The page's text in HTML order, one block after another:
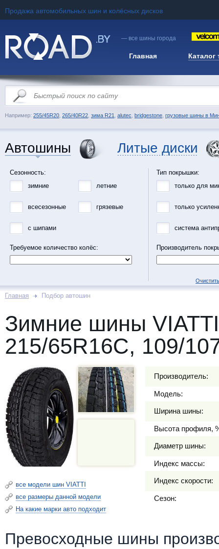
Продажа автомобильных шин и колёсных дисков
— все шины города
Главная Каталог
Например: 255/45R20 265/40R22 зима R21 alutec bridgestone грузовые шины в
Автошины Литые диски
Сезонность:
зимние
летние
всесезонные грязевые
с шипами
Требуемое количество колёс:
Тип покрышки:
только для
только
система
Производитель
Главная Подбор автошин
Зимние шины
215/65R16C, 109/
все модели шин VIATTI
все размеры данной модели
На какие марки авто подходит
Производитель:
Модель:
Ширина шины:
Высота профиля,
Диаметр шины:
Индекс массы:
Индекс скорости:
Сезон:
Превосходные шины